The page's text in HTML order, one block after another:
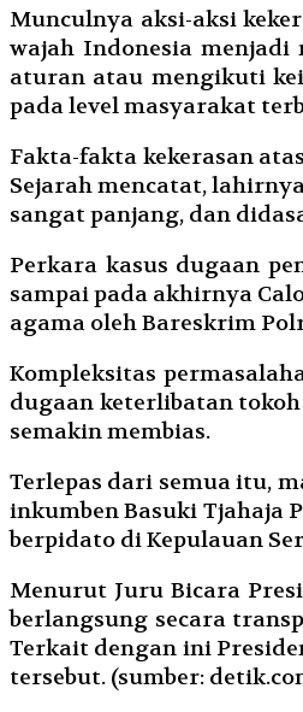
Munculnya aksi-aksi
wajah Indonesia menjadi
aturan atau mengikuti
pada level masyarakat
Fakta-fakta kekerasan
Sejarah mencatat,
sangat panjang, dan
Perkara kasus dugaan
sampai pada akhirnya
agama oleh Bareskrim
Kompleksitas
dugaan keterlibatan
semakin membias.
Terlepas dari semua itu,
inkumben Basuki Tjahaja
berpidato di Kepulauan
Menurut Juru Bicara
berlangsung secara
Terkait dengan ini
tersebut. (sumber: